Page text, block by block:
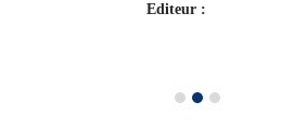
Editeur :